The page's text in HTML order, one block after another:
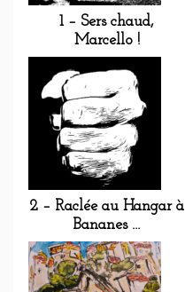
1 – Sers chaud,
Marcello !
2 – Raclée au Hangar à
Bananes …